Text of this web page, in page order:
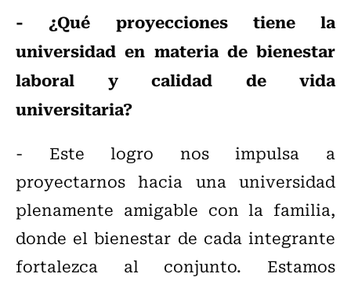
- ¿Qué proyecciones tiene la
universidad en materia de bienestar
laboral y calidad de vida
universitaria?
- Este logro nos impulsa a
proyectarnos hacia una universidad
plenamente amigable con la familia,
donde el bienestar de cada integrante
fortalezca al conjunto. Estamos